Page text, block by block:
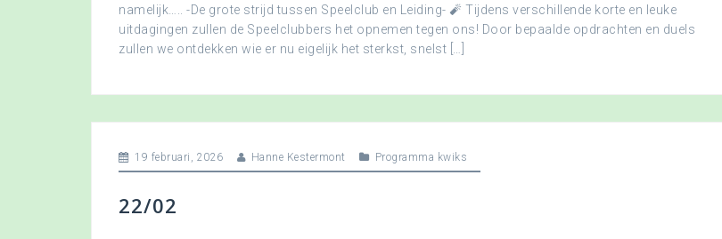
namelijk….. -De grote strijd tussen Speelclub en Leiding- 🧨 Tijdens verschillende korte en leuke
uitdagingen zullen de Speelclubbers het opnemen tegen ons! Door bepaalde opdrachten en duels
zullen we ontdekken wie er nu eigelijk het sterkst, snelst […]
19 februari, 2026 Hanne Kestermont Programma kwiks
22/02